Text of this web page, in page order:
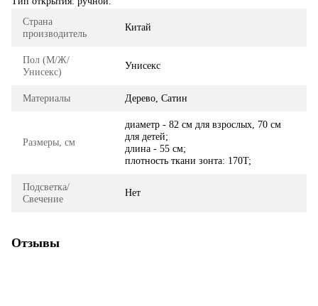
Страна
производитель
Китай
Пол (М/Ж/
Унисекс)
Унисекс
Материалы Дерево, Сатин
Размеры, см
диаметр - 82 см для взрослых, 70 см
для детей;
длина - 55 см;
плотность ткани зонта: 170T;
Подсветка/
Свечение
Нет
Отзывы